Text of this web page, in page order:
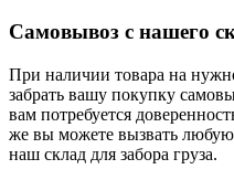
Самовывоз с нашего
При наличии товара на
забрать вашу покупку
вам потребуется
же вы можете вызвать
наш склад для забора груза.